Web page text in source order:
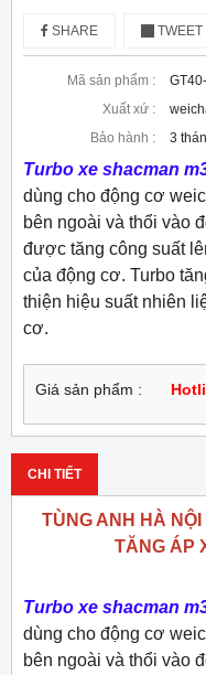
SHARE TWEET
Mã sản phẩm :
Xuất xứ :
Bảo hành :
3
Turbo xe shacman
dùng cho động cơ
bên ngoài và thổi vào
được tăng công suất
của động cơ. Turbo
thiện hiệu suất nhiên
cơ.
Giá sản phẩm :
CHI TIẾT
TÙNG ANH HÀ
TĂNG ÁP
Turbo xe shacman
dùng cho động cơ
bên ngoài và thổi vào